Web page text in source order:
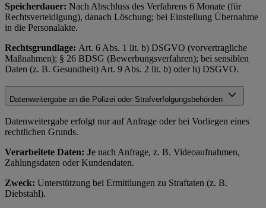
Speicherdauer: Nach Abschluss des Verfahrens 6 Monate (für
Rechtsverteidigung), danach Löschung; bei Einstellung Übernahme
in die Personalakte.
Rechtsgrundlage: Art. 6 Abs. 1 lit. b) DSGVO (vorvertragliche
Maßnahmen); § 26 BDSG (Bewerbungsverfahren); bei sensiblen
Daten (z. B. Gesundheit) Art. 9 Abs. 2 lit. b) oder h) DSGVO.
Datenweitergabe an die Polizei oder Strafverfolgungsbehörden
Datenweitergabe erfolgt nur auf Anfrage oder bei Vorliegen eines
rechtlichen Grunds.
Verarbeitete Daten: Je nach Anfrage, z. B. Videoaufnahmen,
Zahlungsdaten oder Kundendaten.
Zweck: Unterstützung bei Ermittlungen zu Straftaten (z. B.
Diebstahl).